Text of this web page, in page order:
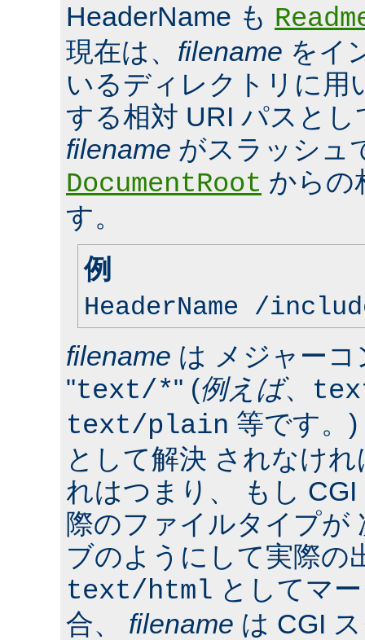
HeaderName も
現在は、 filename をイ
いるディレクトリに用
する相対 URI パスと
filename がスラッシュ
DocumentRoot からの
す。
例
HeaderName /
filename は メジャー
"text/*" (例えば、
text/plain 等です。
として解決 されなけ
れはつまり、 もし
際のファイルタイプが
ブのようにして実際の
text/html としてマ
合、 filename は CGI